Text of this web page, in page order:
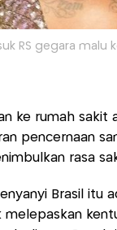
RS gegara
ke rumah sakit
pencernaan
rasa
Brasil itu